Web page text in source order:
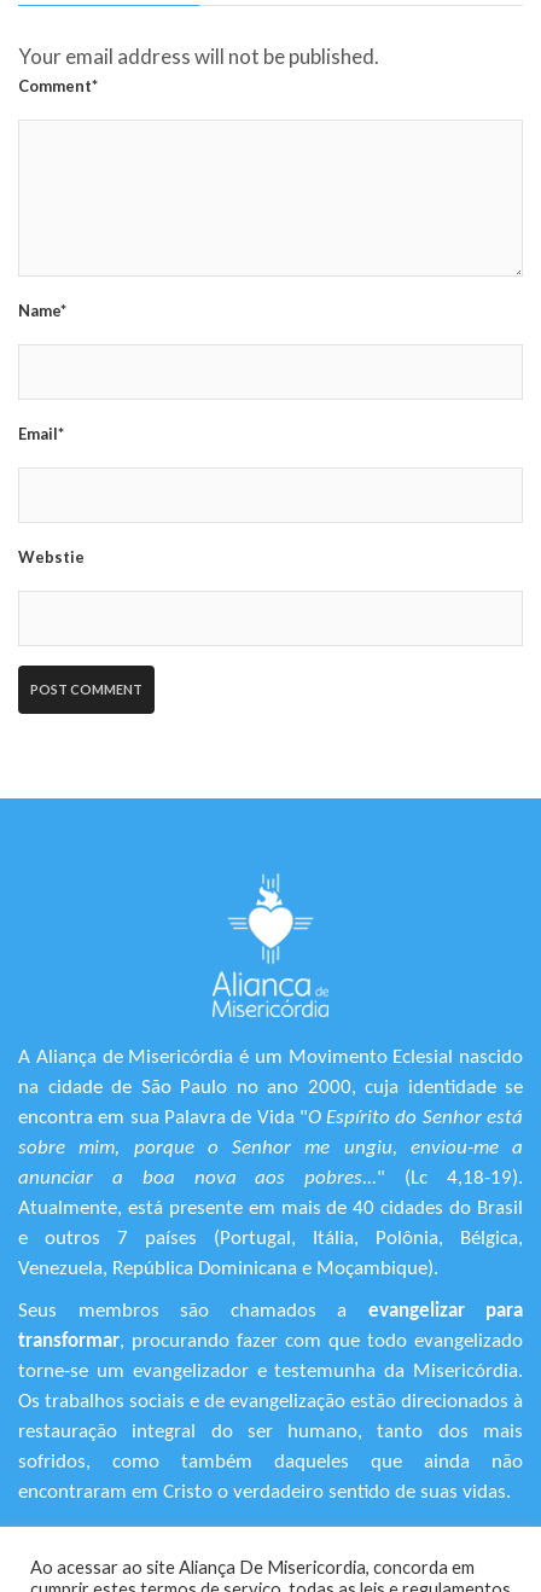
Your email address will not be published.
Comment*
Name*
Email*
Webstie
A Aliança de Misericórdia é um Movimento Eclesial nascido
na cidade de São Paulo no ano 2000, cuja identidade se
encontra em sua Palavra de Vida "O Espírito do Senhor está
sobre mim, porque o Senhor me ungiu, enviou-me a
anunciar a boa nova aos pobres..." (Lc 4,18-19).
Atualmente, está presente em mais de 40 cidades do Brasil
e outros 7 países (Portugal, Itália, Polônia, Bélgica,
Venezuela, República Dominicana e Moçambique).
Seus membros são chamados a evangelizar para
transformar, procurando fazer com que todo evangelizado
torne-se um evangelizador e testemunha da Misericórdia.
Os trabalhos sociais e de evangelização estão direcionados à
restauração integral do ser humano, tanto dos mais
sofridos, como também daqueles que ainda não
encontraram em Cristo o verdadeiro sentido de suas vidas.
Rua Avanhandava, 616 – Bela Vista
Ao acessar ao site Aliança De Misericordia, concorda em